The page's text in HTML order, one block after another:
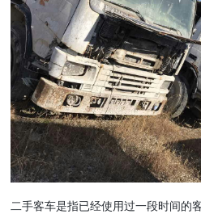
二手客车是指已经使用过一段时间的